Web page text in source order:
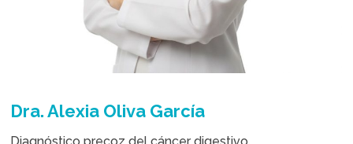
Dra. Alexia Oliva García
,